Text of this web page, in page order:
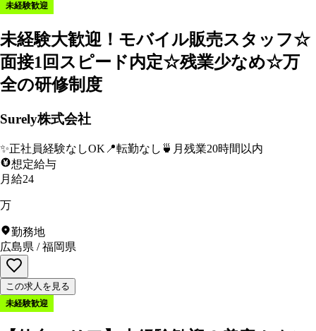
未経験歓迎
未経験大歓迎！モバイル販売スタッフ☆
面接1回スピード内定☆残業少なめ☆万
全の研修制度
Surely株式会社
✨正社員経験なしOK 📍転勤なし 🍵 月残業20時間以内
想定給与
月給24
万
勤務地
広島県 /福岡県
この求人を見る
未経験歓迎